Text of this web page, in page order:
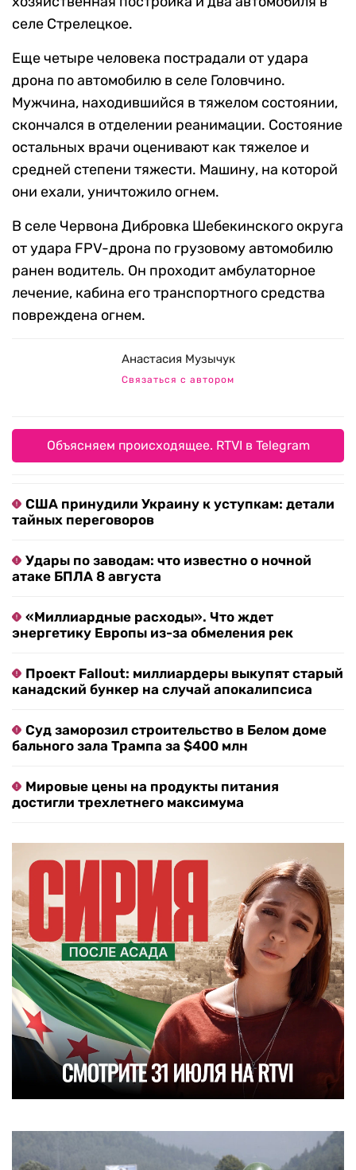
селе Стрелецкое.
Еще четыре человека пострадали от удара
дрона по автомобилю в селе Головчино.
Мужчина, находившийся в тяжелом состоянии,
скончался в отделении реанимации. Состояние
остальных врачи оценивают как тяжелое и
средней степени тяжести. Машину, на которой
они ехали, уничтожило огнем.
В селе Червона Дибровка Шебекинского округа
от удара FPV-дрона по грузовому автомобилю
ранен водитель. Он проходит амбулаторное
лечение, кабина его транспортного средства
повреждена огнем.
Анастасия Музычук
Связаться с автором
Объясняем происходящее. RTVI в Telegram
США принудили Украину к уступкам: детали
тайных переговоров
Удары по заводам: что известно о ночной
атаке БПЛА 8 августа
«Миллиардные расходы». Что ждет
энергетику Европы из-за обмеления рек
Проект Fallout: миллиардеры выкупят старый
канадский бункер на случай апокалипсиса
Суд заморозил строительство в Белом доме
бального зала Трампа за $400 млн
Мировые цены на продукты питания
достигли трехлетнего максимума